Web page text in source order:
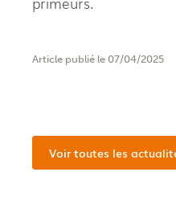
Article publié le 07/04/2025
Voir toutes les